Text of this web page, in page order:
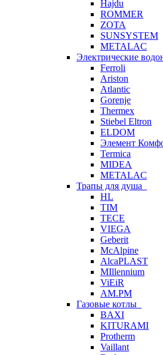
Hajdu
ROMMER
ZOTA
SUNSYSTEM
METALAC
Электрические
Ferroli
Ariston
Atlantic
Gorenje
Thermex
Stiebel Eltron
ELDOM
Элемент
Termica
MIDEA
METALAC
Трапы для душа
HL
TIM
TECE
VIEGA
Geberit
McAlpine
AlcaPLAST
MIllennium
ViEiR
AM.PM
Газовые котлы
BAXI
KITURAMI
Protherm
Vaillant